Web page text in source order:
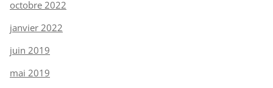
octobre 2022
janvier 2022
juin 2019
mai 2019